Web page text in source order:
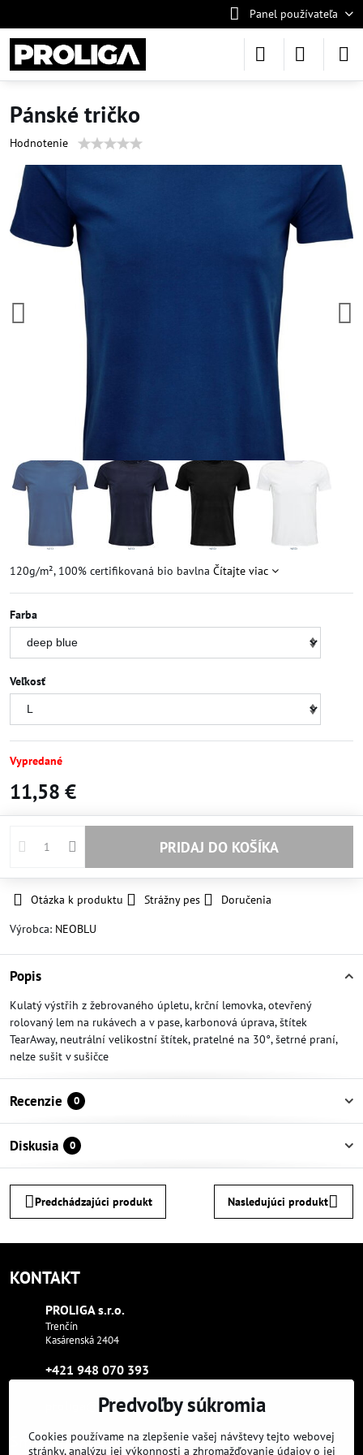
Panel používateľa
Pánské tričko
Hodnotenie
120g/m², 100% certifikovaná bio bavlna Čítajte viac
Farba
Veľkosť
Vypredané
11,58 €
PRIDAJ DO KOŠÍKA
Otázka k produktu Strážny pes
Doručenia
Výrobca: NEOBLU
Popis
Kulatý výstřih z žebrovaného úpletu, krční lemovka, otevřený
rolovaný lem na rukávech a v pase, karbonová úprava, štítek
TearAway, neutrální velikostní štítek, pratelné na 30°, šetrné praní,
nelze sušit v sušičce
Recenzie 0
Diskusia 0
Predchádzajúci produkt Nasledujúci produkt
KONTAKT
PROLIGA s​.r​.o​.
Trenčín
Kasárenská 2404
+421 948 070 393
proliga​@proliga​.eu
Sme tam, kde aj vy:
Predvoľby súkromia
Cookies používame na zlepšenie vašej návštevy tejto webovej
stránky, analýzu jej výkonnosti a zhromažďovanie údajov o jej